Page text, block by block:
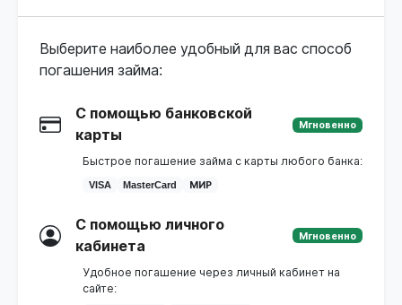
Выберите наиболее удобный для вас способ
погашения займа:
С помощью банковской
карты
Мгновенно
Быстрое погашение займа с карты любого банка:
VISA MasterCard МИР
С помощью личного
кабинета
Мгновенно
Удобное погашение через личный кабинет на
сайте: